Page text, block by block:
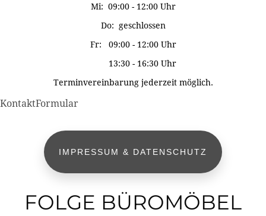
Mi: 09:00 - 12:00 Uhr
Do: geschlossen
Fr: 09:00 - 12:00 Uhr
13:30 - 16:30 Uhr
Terminvereinbarung jederzeit möglich.
KontaktFormular
IMPRESSUM & DATENSCHUTZ
FOLGE BÜROMÖBEL